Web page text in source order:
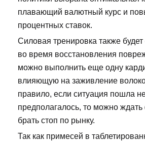
плавающий валютный курс и
процентных ставок.
Силовая тренировка также
во время восстановления
можно выполнить еще одну
влияющую на заживление
правило, если ситуация пошла
предполагалось, то можно
брать стоп по рынку.
Так как примесей в